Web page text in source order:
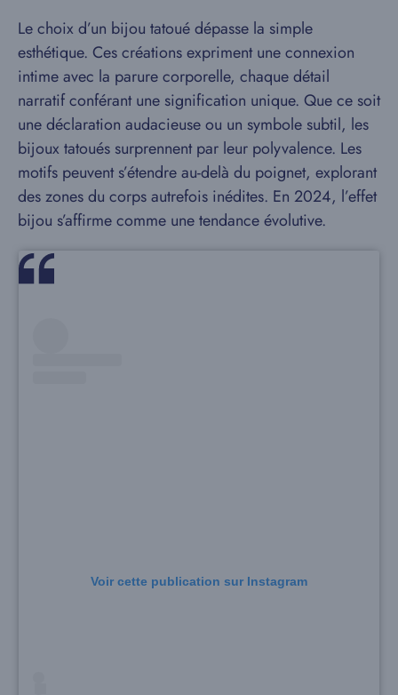
Le choix d’un bijou tatoué dépasse la simple
esthétique. Ces créations expriment une connexion
intime avec la parure corporelle, chaque détail
narratif conférant une signification unique. Que ce soit
une déclaration audacieuse ou un symbole subtil, les
bijoux tatoués surprennent par leur polyvalence. Les
motifs peuvent s’étendre au-delà du poignet, explorant
des zones du corps autrefois inédites. En 2024, l’effet
bijou s’affirme comme une tendance évolutive.
Voir cette publication sur Instagram